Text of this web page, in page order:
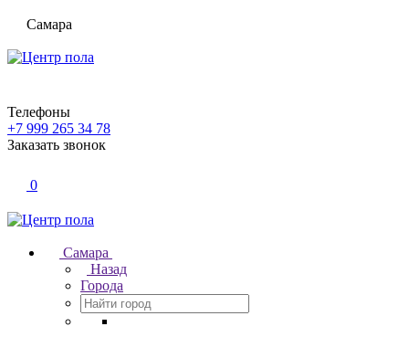
Самара
Телефоны
+7 999 265 34 78
Заказать звонок
0
Самара
Назад
Города